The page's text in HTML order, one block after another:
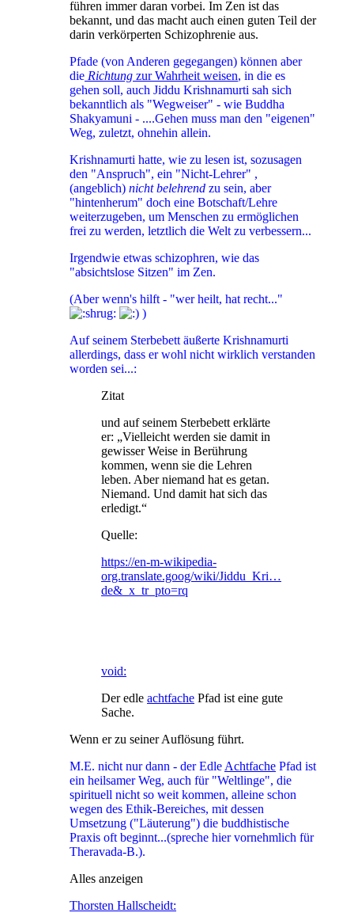
führen immer daran vorbei. Im Zen ist das
bekannt, und das macht auch einen guten Teil der
darin verkörperten Schizophrenie aus.
Pfade (von Anderen gegegangen) können aber
die Richtung zur Wahrheit weisen, in die es
gehen soll, auch Jiddu Krishnamurti sah sich
bekanntlich als "Wegweiser" - wie Buddha
Shakyamuni - ....Gehen muss man den "eigenen"
Weg, zuletzt, ohnehin allein.
Krishnamurti hatte, wie zu lesen ist, sozusagen
den "Anspruch", ein "Nicht-Lehrer" ,
(angeblich) nicht belehrend zu sein, aber
"hintenherum" doch eine Botschaft/Lehre
weiterzugeben, um Menschen zu ermöglichen
frei zu werden, letztlich die Welt zu verbessern...
Irgendwie etwas schizophren, wie das
"absichtslose Sitzen" im Zen.
(Aber wenn's hilft - "wer heilt, hat recht..."
)
Auf seinem Sterbebett äußerte Krishnamurti
allerdings, dass er wohl nicht wirklich verstanden
worden sei...:
Zitat
und auf seinem Sterbebett erklärte
er: „Vielleicht werden sie damit in
gewisser Weise in Berührung
kommen, wenn sie die Lehren
leben. Aber niemand hat es getan.
Niemand. Und damit hat sich das
erledigt.“
Quelle:
https://en-m-wikipedia-
org.translate.goog/wiki/Jiddu_Kri…
de&_x_tr_pto=rq
void:
Der edle achtfache Pfad ist eine gute
Sache.
Wenn er zu seiner Auflösung führt.
M.E. nicht nur dann - der Edle Achtfache Pfad ist
ein heilsamer Weg, auch für "Weltlinge", die
spirituell nicht so weit kommen, alleine schon
wegen des Ethik-Bereiches, mit dessen
Umsetzung ("Läuterung") die buddhistische
Praxis oft beginnt...(spreche hier vornehmlich für
Theravada-B.).
Alles anzeigen
Thorsten Hallscheidt: